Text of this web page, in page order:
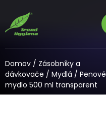
Domov / Zásobníky a
dávkovače / Mydlá / Penové
mydlo 500 ml transparent